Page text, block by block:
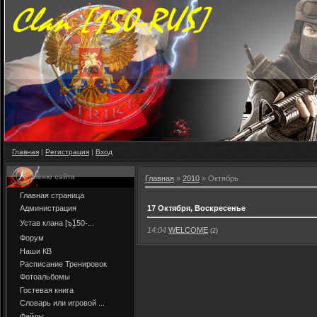
Главная |Регистрация|Вход
Меню сайта
Главная страница
Администрация
Устав клана [๖ۣۜ150-...
Форум
Наши КВ
Расписание Тренировок
Фотоальбомы
Гостевая книга
Словарь или игровой ...
Главная » 2010 » Октябрь
17 Октября, Воскресенье
14:04 WELCOME (2)